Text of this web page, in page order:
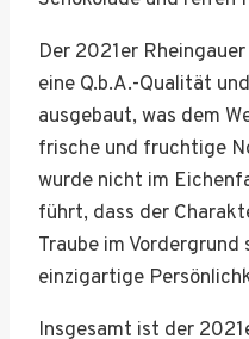
Der 2021er
eine Q.b.A.-Qualität
ausgebaut, was dem
frische und fruchtige
wurde nicht im
führt, dass der
Traube im
einzigartige
Insgesamt ist der